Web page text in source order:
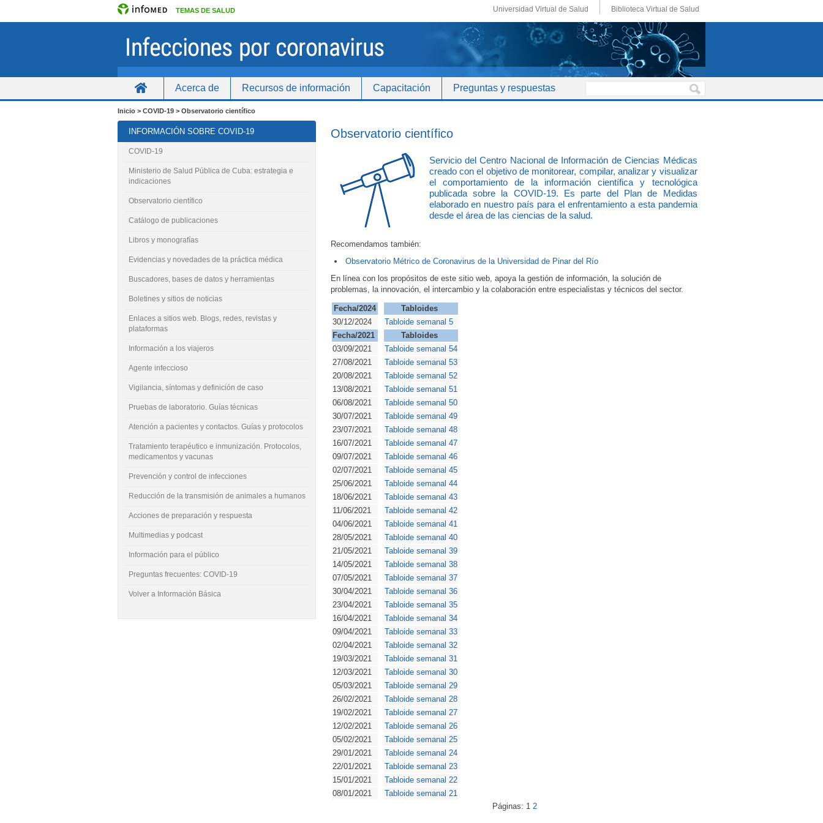
TEMAS DE SALUD Universidad Virtual de Salud Biblioteca Virtual de Salud
Acerca de Recursos de información Capacitación Preguntas y respuestas
Inicio > COVID-19 > Observatorio científico
Observatorio científico
Servicio del Centro Nacional de Información de Ciencias Médicas
creado con el objetivo de monitorear, compilar, analizar y visualizar
el comportamiento de la información científica y tecnológica
publicada sobre la COVID-19. Es parte del Plan de Medidas
elaborado en nuestro país para el enfrentamiento a esta pandemia
desde el área de las ciencias de la salud.
Recomendamos también:
Observatorio Métrico de Coronavirus de la Universidad de Pinar del Río
En línea con los propósitos de este sitio web, apoya la gestión de información, la solución de
problemas, la innovación, el intercambio y la colaboración entre especialistas y técnicos del sector.
Fecha/2024
Tabloides
30/12/2024
Tabloide semanal 5
Fecha/2021
Tabloides
03/09/2021
Tabloide semanal 54
27/08/2021
Tabloide semanal 53
20/08/2021
Tabloide semanal 52
13/08/2021
Tabloide semanal 51
06/08/2021
Tabloide semanal 50
30/07/2021
Tabloide semanal 49
23/07/2021
Tabloide semanal 48
16/07/2021
Tabloide semanal 47
09/07/2021
Tabloide semanal 46
02/07/2021
Tabloide semanal 45
25/06/2021
Tabloide semanal 44
18/06/2021
Tabloide semanal 43
11/06/2021
Tabloide semanal 42
04/06/2021
Tabloide semanal 41
28/05/2021
Tabloide semanal 40
21/05/2021
Tabloide semanal 39
14/05/2021
Tabloide semanal 38
07/05/2021
Tabloide semanal 37
30/04/2021
Tabloide semanal 36
23/04/2021
Tabloide semanal 35
16/04/2021
Tabloide semanal 34
09/04/2021
Tabloide semanal 33
02/04/2021
Tabloide semanal 32
19/03/2021
Tabloide semanal 31
12/03/2021
Tabloide semanal 30
05/03/2021
Tabloide semanal 29
26/02/2021
Tabloide semanal 28
19/02/2021
Tabloide semanal 27
12/02/2021
Tabloide semanal 26
05/02/2021
Tabloide semanal 25
29/01/2021
Tabloide semanal 24
22/01/2021
Tabloide semanal 23
15/01/2021
Tabloide semanal 22
08/01/2021
Tabloide semanal 21
Páginas: 12
INFORMACIÓN SOBRE COVID-19
COVID-19
Ministerio de Salud Pública de Cuba: estrategia e
indicaciones
Observatorio científico
Catálogo de publicaciones
Libros y monografías
Evidencias y novedades de la práctica médica
Buscadores, bases de datos y herramientas
Boletines y sitios de noticias
Enlaces a sitios web. Blogs, redes, revistas y
plataformas
Información a los viajeros
Agente infeccioso
Vigilancia, síntomas y definición de caso
Pruebas de laboratorio. Guías técnicas
Atención a pacientes y contactos. Guías y protocolos
Tratamiento terapéutico e inmunización. Protocolos,
medicamentos y vacunas
Prevención y control de infecciones
Reducción de la transmisión de animales a humanos
Acciones de preparación y respuesta
Multimedias y podcast
Información para el público
Preguntas frecuentes: COVID-19
Volver a Información Básica